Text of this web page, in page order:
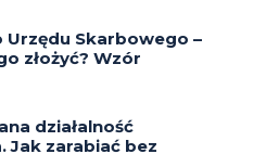
Urzędu Skarbowego –
złożyć? Wzór
działalność
Jak zarabiać bez